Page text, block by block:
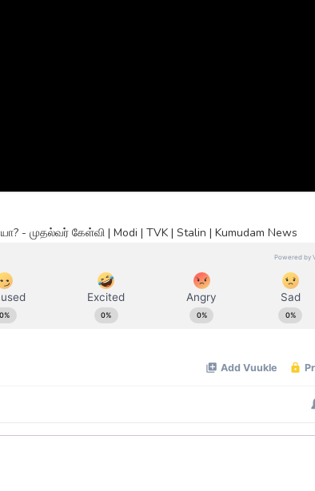
முதல்வர் கேள்வி | Modi | TVK | Stalin | Kumudam News